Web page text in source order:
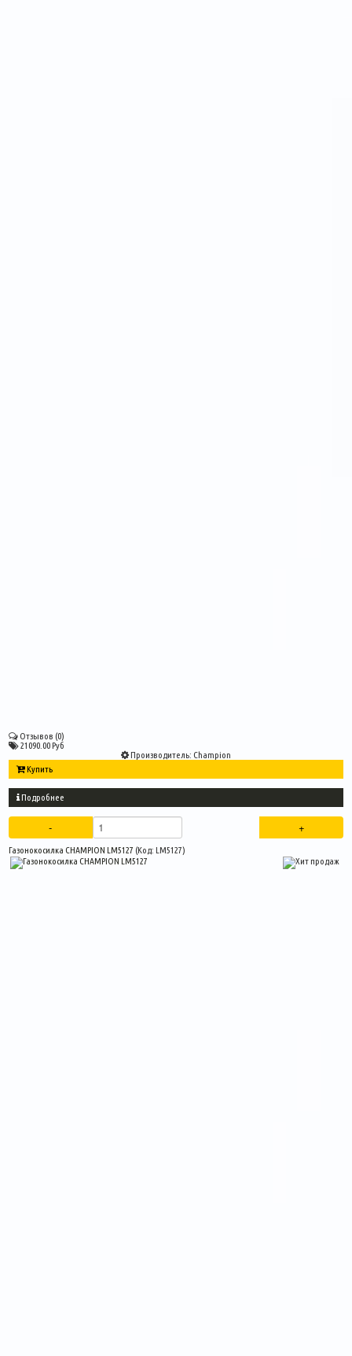
Отзывов (0)
21090.00 Руб
Производитель: Champion
Купить
Подробнее
Газонокосилка CHAMPION LM5127 (Код:LM5127)